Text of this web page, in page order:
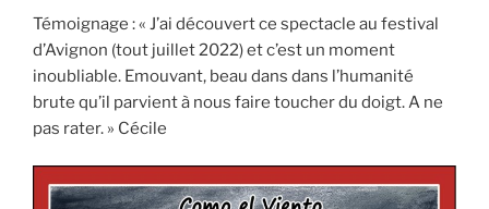
Témoignage : « J’ai découvert ce spectacle au festival
d’Avignon (tout juillet 2022) et c’est un moment
inoubliable. Emouvant, beau dans dans l’humanité
brute qu’il parvient à nous faire toucher du doigt. A ne
pas rater. » Cécile